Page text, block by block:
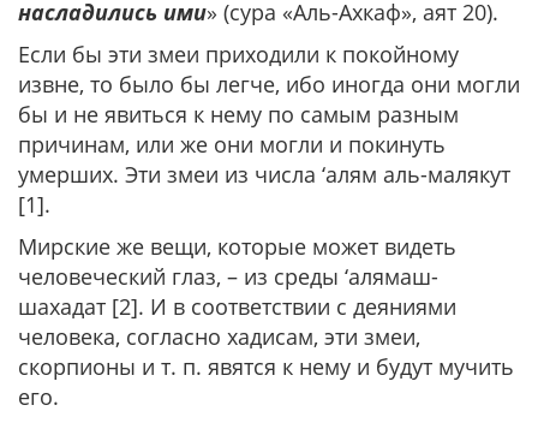
насладились ими» (сура «Аль-Ахкаф», аят 20).
Если бы эти змеи приходили к покойному
извне, то было бы легче, ибо иногда они могли
бы и не явиться к нему по самым разным
причинам, или же они могли и покинуть
умерших. Эти змеи из числа ‘алям аль-малякут
[1].
Мирские же вещи, которые может видеть
человеческий глаз, – из среды ‘алямаш-
шахадат [2]. И в соответствии с деяниями
человека, согласно хадисам, эти змеи,
скорпионы и т. п. явятся к нему и будут мучить
его.